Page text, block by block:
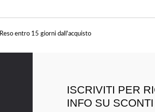
Reso entro 15 giorni dall'acquisto
ISCRIVITI PER
INFO SU